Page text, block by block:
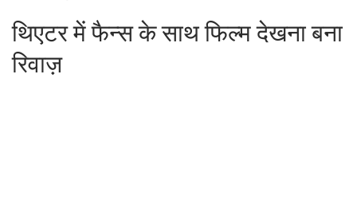
थिएटर में फैन्स के साथ फिल्म देखना बना
रिवाज़